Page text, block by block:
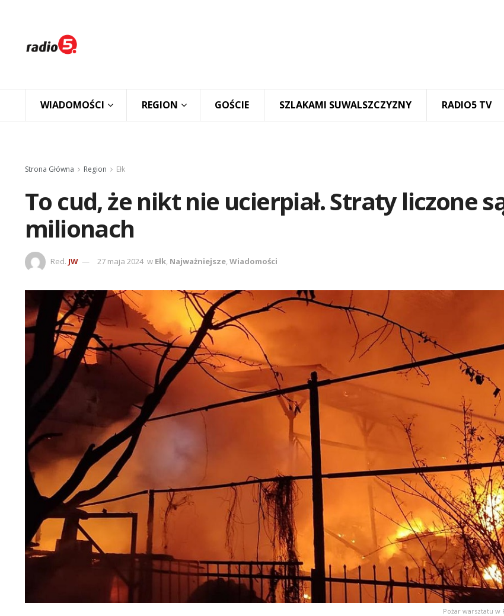
WIADOMOŚCI REGION GOŚCIE SZLAKAMI SUWALSZCZYZNY RADIO5 TV
Strona Główna Region Ełk
To cud, że nikt nie ucierpiał. Straty liczone
milionach
Red. JW 27 maja 2024 w Ełk, Najważniejsze,Wiadomości
Pożar warsztatu w